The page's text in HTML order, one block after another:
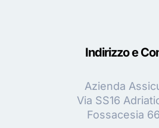
Indirizzo e
Azienda
Via SS16
Fossacesia